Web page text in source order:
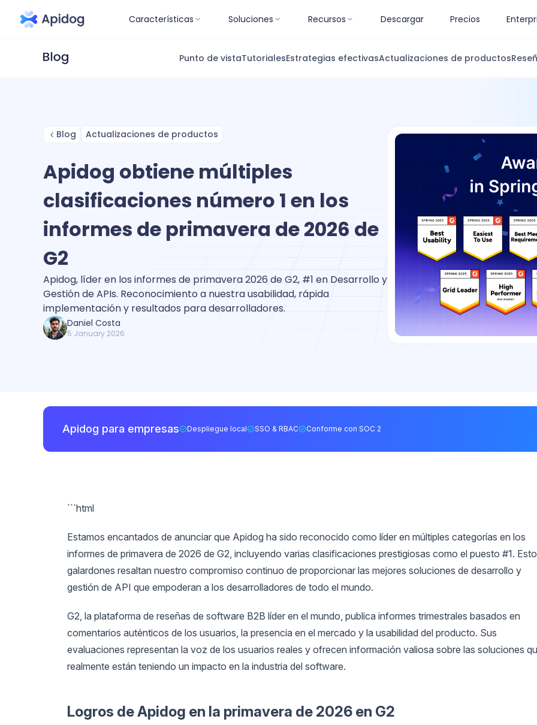
Características Soluciones Recursos Descargar Precios
Punto de vistaTutorialesEstrategias efectivasActualizaciones de productos
Blog Actualizaciones de productos
Apidog obtiene múltiples
clasificaciones número 1 en los
informes de primavera de 2026 de
G2
Apidog, líder en los informes de primavera 2026 de G2, #1 en Desarrollo y
Gestión de APIs. Reconocimiento a nuestra usabilidad, rápida
implementación y resultados para desarrolladores.
Daniel Costa
5 January 2026
Apidog para empresas Despliegue local SSO & RBAC Conforme con SOC 2
```html
Estamos encantados de anunciar que Apidog ha sido reconocido como líder en múltiples categorías en los
informes de primavera de 2026 de G2, incluyendo varias clasificaciones prestigiosas como el puesto #1.
galardones resaltan nuestro compromiso continuo de proporcionar las mejores soluciones de desarrollo y
gestión de API que empoderan a los desarrolladores de todo el mundo.
G2, la plataforma de reseñas de software B2B líder en el mundo, publica informes trimestrales basados en
comentarios auténticos de los usuarios, la presencia en el mercado y la usabilidad del producto. Sus
evaluaciones representan la voz de los usuarios reales y ofrecen información valiosa sobre las soluciones
realmente están teniendo un impacto en la industria del software.
Logros de Apidog en la primavera de 2026 en G2